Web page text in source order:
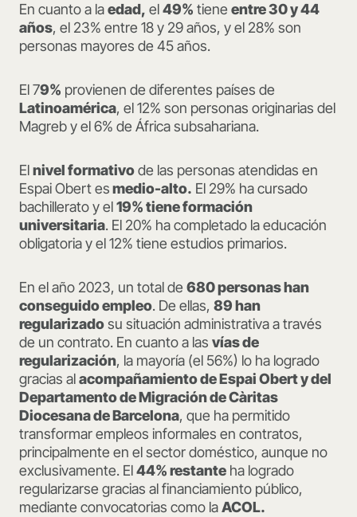
En cuanto a laedad, el49% tiene entre 30 y 44
años, el 23% entre 18 y 29 años, y el 28% son
personas mayores de 45 años.
El 79% provienen de diferentes países de
Latinoamérica, el 12% son personas originarias del
Magreb y el 6% de África subsahariana.
Elnivel formativode las personas atendidas en
Espai Obert esmedio-alto. El 29% ha cursado
bachillerato y el19% tiene formación
universitaria. El 20% ha completado la educación
obligatoria y el 12% tiene estudios primarios.
En el año 2023, un total de 680 personas han
conseguido empleo. De ellas, 89 han
regularizadosu situación administrativa a través
de un contrato. En cuanto a las vías de
regularización, la mayoría (el 56%) lo ha logrado
gracias alacompañamiento de Espai Obert y del
Departamento de Migración de Càritas
Diocesana de Barcelona, que ha permitido
transformar empleos informales en contratos,
principalmente en el sector doméstico, aunque no
exclusivamente. El44% restante ha logrado
regularizarse gracias al financiamiento público,
mediante convocatorias como laACOL.